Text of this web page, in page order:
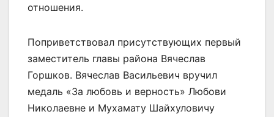
отношения.
Поприветствовал присутствующих первый
заместитель главы района Вячеслав
Горшков. Вячеслав Васильевич вручил
медаль «За любовь и верность» Любови
Николаевне и Мухамату Шайхуловичу